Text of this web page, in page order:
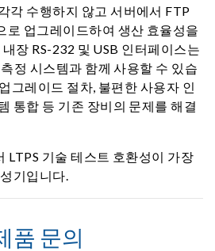
각 수행하지 않고 서버에서 FTP
로 업그레이드하여 생산 효율성을
장 RS-232 및 USB 인터페이스는
정 시스템과 함께 사용할 수 있습
그레이드 절차, 불편한 사용자 인
통합 등 기존 장비의 문제를 해결
LTPS 기술 테스트 호환성이 가장
기입니다.
품 문의